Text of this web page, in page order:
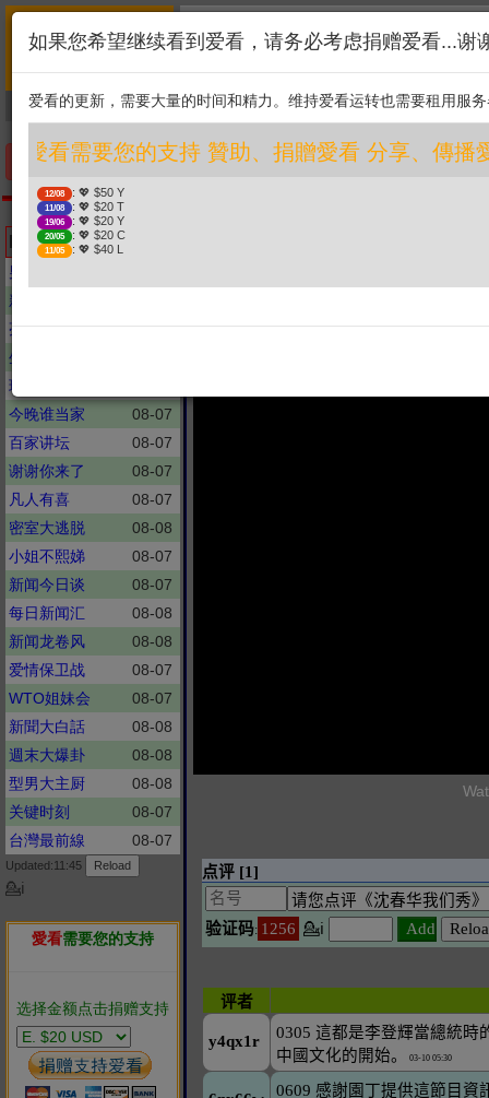
新闻
综艺 剧集
捐贈幫助
手机优先版
❤️ 愛看需要您的支持 贊助
: 💖 $50 Y
11/08
19/06 : 💖 $20 Y
2. 点击捐赠
Latest updates
男生女生向前冲
新聞深喉嚨
亮友問答
08-08
生活大爆笑
玩美的人類
今晚谁当家
08-07
百家讲坛
08-07
谢谢你来了
08-07
凡人有喜
08-07
密室大逃脱
08-08
小姐不熙娣
08-07
新闻今日谈
08-07
每日新闻汇
08-08
新闻龙卷风
08-08
爱情保卫战
08-07
WTO姐妹会
08-07
新聞大白話
08-08
週末大爆卦
08-08
型男大主厨
08-08
关键时刻
08-07
台灣最前線
08-07
Updated:11:45
💁ℹ
愛看需要您的支持
选择金额点击捐赠支持
如果您希望继续看到爱看，请务必考虑捐赠爱看...谢
爱看的更新，需要大量的时间和精力。维持爱看运转也需要租用服
❤️ 愛看需要您的支持 贊助、捐贈愛看 分享
12/08 : 💖 $50 Y
11/08 : 💖 $20 T
19/06 : 💖 $20 Y
20/05 : 💖 $20 C
11/05 : 💖 $40 L